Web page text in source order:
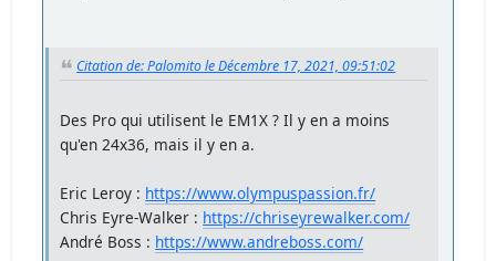
Citation de: Palomito le Décembre 17, 2021, 09:51:02
Des Pro qui utilisent le EM1X ? Il y en a moins
qu'en 24x36, mais il y en a.
Eric Leroy : https://www.olympuspassion.fr/
Chris Eyre-Walker : https://chriseyrewalker.com/
André Boss : https://www.andreboss.com/